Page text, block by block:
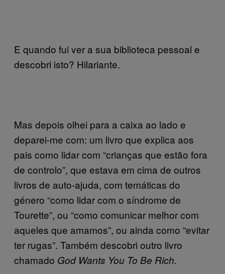
E quando fui ver a sua biblioteca pessoal e
descobri isto? Hilariante.
Mas depois olhei para a caixa ao lado e
deparei-me com: um livro que explica aos
pais como lidar com “crianças que estão fora
de controlo”, que estava em cima de outros
livros de auto-ajuda, com temáticas do
género “como lidar com o síndrome de
Tourette”, ou “como comunicar melhor com
aqueles que amamos”, ou ainda como “evitar
ter rugas”. Também descobri outro livro
chamado God Wants You To Be Rich.